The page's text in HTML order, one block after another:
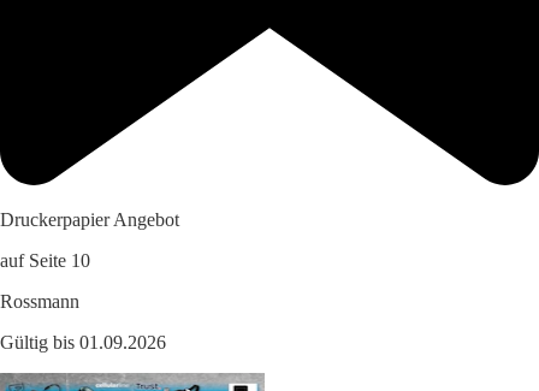
Druckerpapier Angebot
auf Seite 10
Rossmann
Gültig bis 01.09.2026